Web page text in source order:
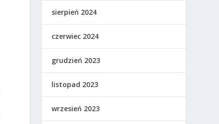
sierpień 2024
czerwiec 2024
grudzień 2023
listopad 2023
wrzesień 2023